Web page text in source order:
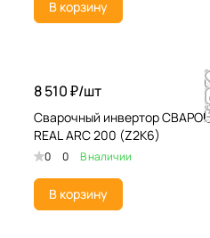
В корзину
8 510 ₽/шт
Сварочный инвертор СВАРОГ
REAL ARC 200 (Z2K6)
0 0 В наличии
В корзину